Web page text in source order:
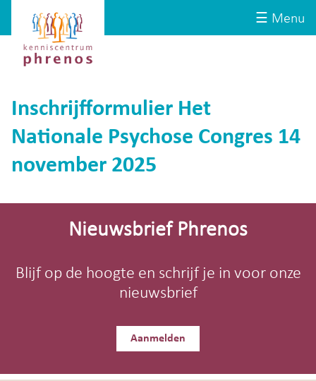
☰ Menu
Kenniscentrum
Phrenos
website
Inschrijfformulier Het
Nationale Psychose Congres 14
november 2025
Site-
Nieuwsbrief Phrenos
Blijf op de hoogte en schrijf je in voor onze
nieuwsbrief
Aanmelden